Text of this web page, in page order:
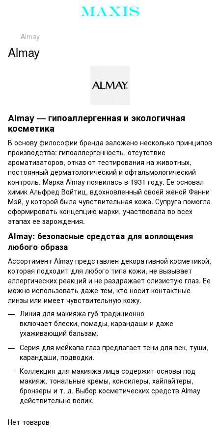
Almay
Almay
Almay — гипоаллергенная и экологичная
косметика
В основу философии бренда заложено несколько принципов
производства: гипоаллергенность, отсутствие
ароматизаторов, отказ от тестирования на животных,
постоянный дерматологический и офтальмологический
контроль. Марка Almay появилась в 1931 году. Ее основал
химик Альфред Войтиц, вдохновленный своей женой Фанни
Мэй, у которой была чувствительная кожа. Супруга помогла
сформировать концепцию марки, участвовала во всех
этапах ее зарождения.
Almay: безопасные средства для воплощения
любого образа
Ассортимент Almay представлен декоративной косметикой,
которая подходит для любого типа кожи, не вызывает
аллергических реакций и не раздражает слизистую глаз. Ее
можно использовать даже тем, кто носит контактные
линзы или имеет чувствительную кожу.
Линия для макияжа губ традиционно
включает блески, помады, карандаши и даже
ухаживающий бальзам.
Серия для мейкапа глаз предлагает тени для век, туши,
карандаши, подводки.
Коллекция для макияжа лица содержит основы под
макияж, тональные кремы, консилеры, хайлайтеры,
бронзеры и т. д. Выбор косметических средств Almay
действительно велик.
Нет товаров